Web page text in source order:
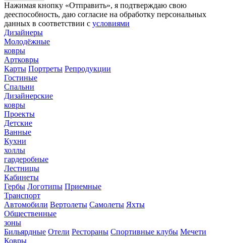
Нажимая кнопку «Отправить», я подтверждаю свою
дееспособность, даю согласие на обработку персональных
данных в соответствии с условиями
Дизайнеры
Молодёжные
ковры
Артковры
Карты Портреты Репродукции
Гостиные
Спальни
Дизайнерские
ковры
Проекты
Детские
Ванные
Кухни
холлы
гардеробные
Лестницы
Кабинеты
Гербы Логотипы Приемные
Транспорт
Автомобили Вертолеты Самолеты Яхты
Общественные
зоны
Бильярдные Отели Рестораны Спортивные клубы Мечети
Ковры